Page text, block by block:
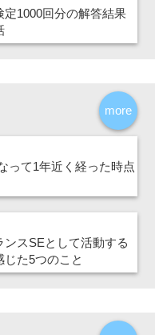
定1000回分の解答結果
more
って1年近く経った時点
ンスSEとして活動する
じた5つのこと